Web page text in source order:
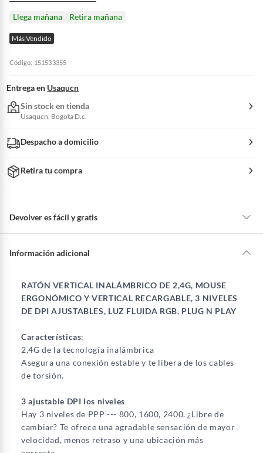
Llega mañana Retira mañana
Más Vendido
Código: 151533355
Entrega en Usaqucn
Sin stock en tienda
Usaqucn, Bogota D.c.
Despacho a domicilio
Retira tu compra
Devolver es fácil y gratis
en todo momento. Por eso, como clientes cuentas con garantías y
De conformidad con lo establecido en el artículo 47 de la Ley 1480 de
2011 en armonía con el artículo 3 de la Ley 2439 de 2024, el término
para que el cliente ejerza su derecho de retracto será de cinco (5) días
producto deberá estar en las mismas condiciones de la entrega; esto es,
en su caja original, con los sellos y sin uso.
Tienes 30 días calendariodesde que recibes el producto para
pedir su devolución. Ten en cuenta que hay productos de ciertas
Ten en cuenta que hay productos de ciertas categorías no se
pueden devolver si cambias de opinión:Productos de uso
personal, alimentos, bebidas, suplementos, medicamentos,
vitaminas, intangibles, licencias, eléctricos, electrodomésticos,
Información adicional
RATÓN VERTICAL INALÁMBRICO DE 2,4G, MOUSE
ERGONÓMICO Y VERTICAL RECARGABLE, 3 NIVELES
DE DPI AJUSTABLES, LUZ FLUIDA RGB, PLUG N PLAY
Características:
2,4G de la tecnología inalámbrica
Asegura una conexión estable y te libera de los cables
de torsión.
3 ajustable DPI los niveles
Hay 3 niveles de PPP --- 800, 1600, 2400. ¿Libre de
cambiar? Te ofrece una agradable sensación de mayor
velocidad, menos retraso y una ubicación más